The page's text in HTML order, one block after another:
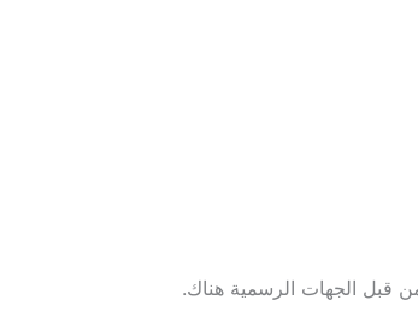
قبل الجهات الرسمية هناك.